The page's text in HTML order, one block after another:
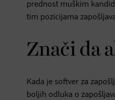
prednost muškim
tim pozicijama
Znači da
Kada je softver za
boljih odluka o